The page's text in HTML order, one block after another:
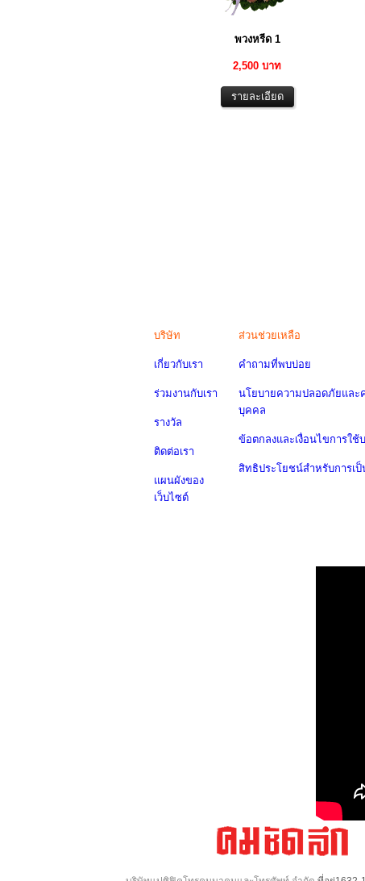
พวงหรีด 1
2,500 บาท
บริษัท
เกี่ยวกับเรา
ร่วมงานกับเรา
รางวัล
ติดต่อเรา
แผนผังของ
เว็บไซต์
ส่วนช่วยเหลือ
คำถามที่พบบ่อย
นโยบายความปลอดภัยและ
บุคคล
ข้อตกลงและเงื่อนไขการใช้
สิทธิประโยชน์สำหรับการเ